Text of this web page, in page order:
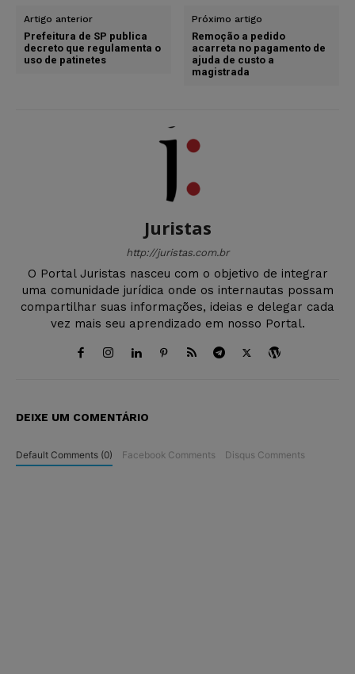
Artigo anterior
Prefeitura de SP publica
decreto que regulamenta o
uso de patinetes
Próximo artigo
Remoção a pedido
acarreta no pagamento de
ajuda de custo a
magistrada
Juristas
http://juristas.com.br
O Portal Juristas nasceu com o objetivo de integrar
uma comunidade jurídica onde os internautas possam
compartilhar suas informações, ideias e delegar cada
vez mais seu aprendizado em nosso Portal.
DEIXE UM COMENTÁRIO
Default Comments (0) Facebook Comments Disqus Comments